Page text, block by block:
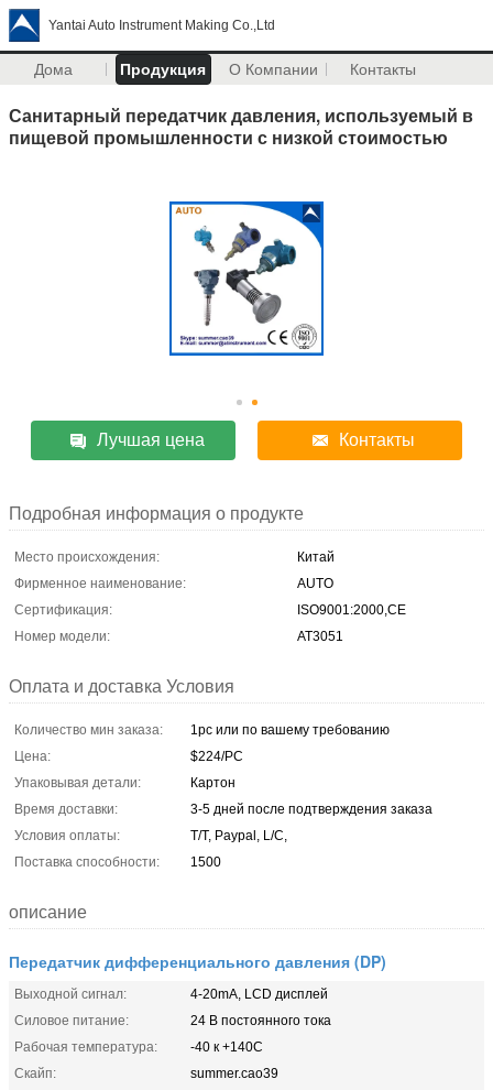
Yantai Auto Instrument Making Co.,Ltd
Дома Продукция О Компании Контакты
Санитарный передатчик давления, используемый в
пищевой промышленности с низкой стоимостью
Лучшая цена Контакты
Подробная информация о продукте
Место происхождения:
Китай
Фирменное наименование:
AUTO
Сертификация:
ISO9001:2000,CE
Номер модели:
AT3051
Оплата и доставка Условия
Количество мин заказа:
1pc или по вашему требованию
Цена:
$224/PC
Упаковывая детали:
Картон
Время доставки:
3-5 дней после подтверждения заказа
Условия оплаты:
T/T, Paypal, L/C,
Поставка способности:
1500
описание
Передатчик дифференциального давления (DP)
Выходной сигнал:
4-20mA, LCD дисплей
Силовое питание:
24 В постоянного тока
Рабочая температура:
-40 к +140C
Скайп:
summer.cao39